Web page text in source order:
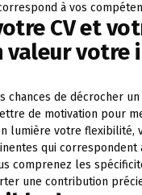
à vos
CV et
valeur votre
chances de décrocher
de motivation pour
lumière votre flexibilité,
qui correspondent
comprenez les
une contribution